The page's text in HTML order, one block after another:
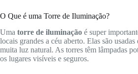
O Que é uma Torre de Iluminação?
Uma torre de iluminação é super
locais grandes a céu aberto. Elas são
muita luz natural. As torres têm lâmpadas
os lugares visíveis e seguros.